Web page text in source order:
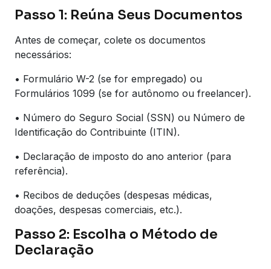
Passo 1: Reúna Seus Documentos
Antes de começar, colete os documentos
necessários:
• Formulário W-2 (se for empregado) ou
Formulários 1099 (se for autônomo ou freelancer).
• Número do Seguro Social (SSN) ou Número de
Identificação do Contribuinte (ITIN).
• Declaração de imposto do ano anterior (para
referência).
• Recibos de deduções (despesas médicas,
doações, despesas comerciais, etc.).
Passo 2: Escolha o Método de
Declaração